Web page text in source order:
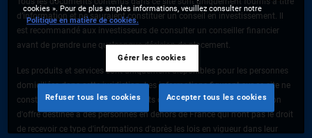
d’information et ne sauraient constituer un conseil en investissement. Il
est recommandé aux investisseurs de consulter un conseiller financier
avant de prendre une quelconque décision de placement.
Les produits et services sont uniquement disponibles pour les personnes
domiciliées dans cette juridiction. Les informations figurant sur ce site ne
constituent pas une offre de produits ou de services ni une sollicitation
d'offre destinée à des personnes en dehors de France qui n'ont pas le droit
de recevoir ce type d'informations d'après les lois en vigueur dans leur
cookies ». Pour de plus amples informations, veuillez consulter notre
Politique en matière de cookies.
Gérer les cookies
Refuser tous les cookies Accepter tous les cookies